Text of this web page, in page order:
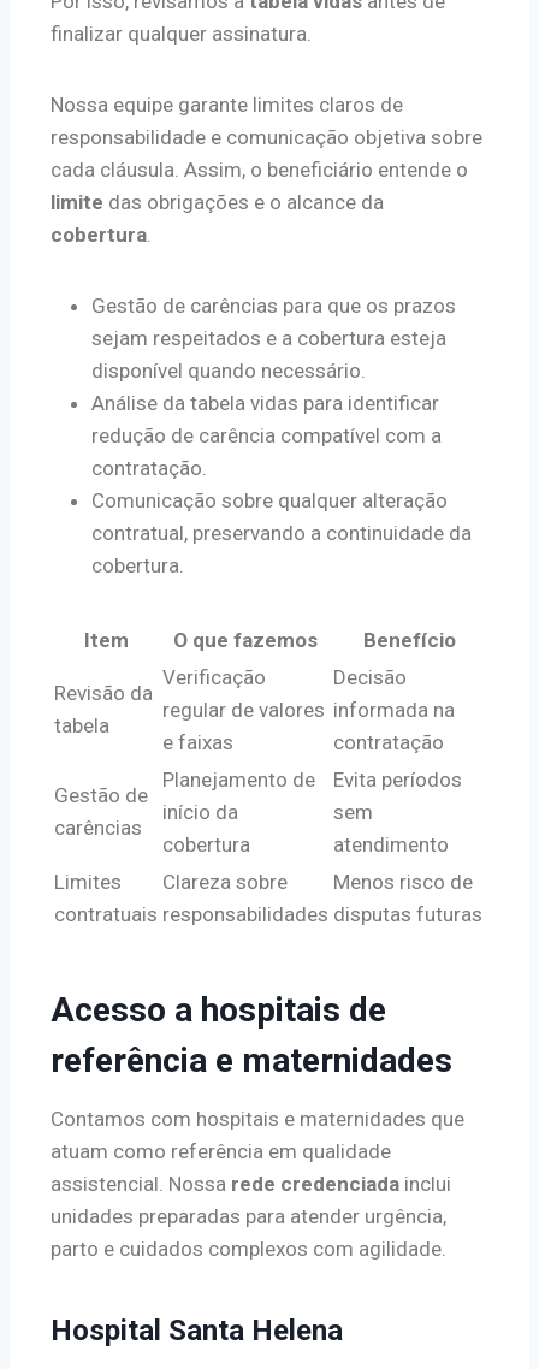
finalizar qualquer assinatura.
Nossa equipe garante limites claros de
responsabilidade e comunicação objetiva sobre
cada cláusula. Assim, o beneficiário entende o
limite das obrigações e o alcance da
cobertura.
Gestão de carências para que os prazos
sejam respeitados e a cobertura esteja
disponível quando necessário.
Análise da tabela vidas para identificar
redução de carência compatível com a
contratação.
Comunicação sobre qualquer alteração
contratual, preservando a continuidade da
cobertura.
Item O que fazemos Benefício
Revisão da
tabela
Verificação
regular de valores
e faixas
Decisão
informada na
contratação
Gestão de
carências
Planejamento de
início da
cobertura
Evita períodos
sem
atendimento
Limites
contratuais
Clareza sobre
responsabilidades
Menos risco de
disputas futuras
Acesso a hospitais de
referência e maternidades
Contamos com hospitais e maternidades que
atuam como referência em qualidade
assistencial. Nossa rede credenciada inclui
unidades preparadas para atender urgência,
parto e cuidados complexos com agilidade.
Hospital Santa Helena